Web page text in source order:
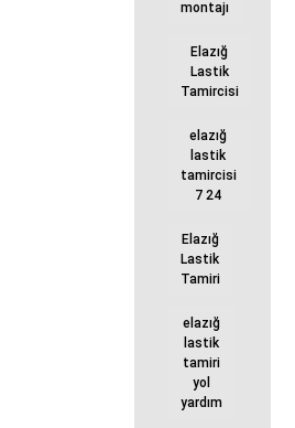
montajı
Elazığ
Lastik
Tamircisi
elazığ
lastik
tamircisi
7 24
Elazığ
Lastik
Tamiri
elazığ
lastik
tamiri
yol
yardım